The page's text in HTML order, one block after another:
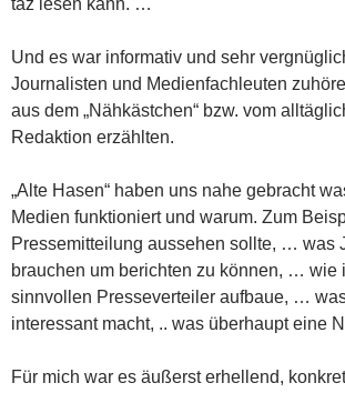
taz lesen kann. …
Und es war informativ und sehr
Journalisten und Medienfachleuten
aus dem „Nähkästchen“ bzw. vom
Redaktion erzählten.
„Alte Hasen“ haben uns nahe gebracht
Medien funktioniert und warum. Zum
Pressemitteilung aussehen sollte, … was
brauchen um berichten zu können, … wie
sinnvollen Presseverteiler aufbaue, …
interessant macht, .. was überhaupt eine
Für mich war es äußerst erhellend,